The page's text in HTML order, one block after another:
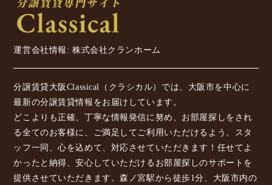
運営会社情報: 株式会社クランホーム
分譲賃貸大阪Classical（クラシカル）では、大阪市を中心に
最新の分譲賃貸情報をお届けしています。
どこよりも正確、丁寧な情報発信に努め、お部屋探しをされ
る全てのお客様に、ご満足してご利用いただけるよう、スタ
ッフ一同、心を込めて、対応させていただきます！任せてよ
かったと納得、安心していただけるお部屋探しのサポートを
提供させていただきます。森ノ宮駅から徒歩1分、大阪市内の